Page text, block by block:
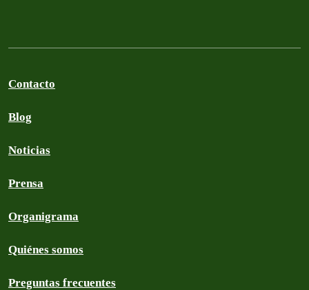
Contacto
Blog
Noticias
Prensa
Organigrama
Quiénes somos
Preguntas frecuentes